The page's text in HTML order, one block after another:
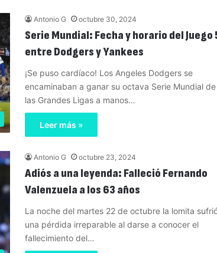
Antonio G octubre 30, 2024
Serie Mundial: Fecha y horario del Juego
entre Dodgers y Yankees
¡Se puso cardíaco! Los Angeles Dodgers se
encaminaban a ganar su octava Serie Mundial de
las Grandes Ligas a manos…
Leer más »
Antonio G octubre 23, 2024
Adiós a una leyenda: Falleció Fernando
Valenzuela a los 63 años
La noche del martes 22 de octubre la lomita
una pérdida irreparable al darse a conocer el
fallecimiento del…